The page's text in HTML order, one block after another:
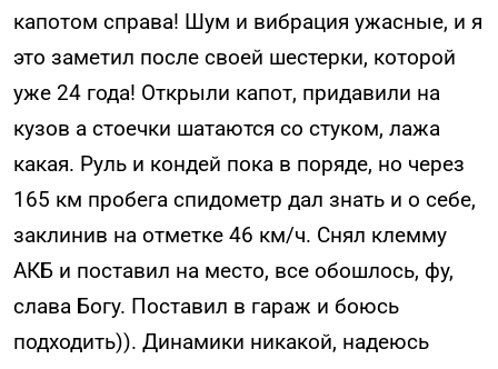
капотом справа! Шум и вибрация ужасные, и я
это заметил после своей шестерки, которой
уже 24 года! Открыли капот, придавили на
кузов а стоечки шатаются со стуком, лажа
какая. Руль и кондей пока в поряде, но через
165 км пробега спидометр дал знать и о себе,
заклинив на отметке 46 км/ч. Снял клемму
АКБ и поставил на место, все обошлось, фу,
слава Богу. Поставил в гараж и боюсь
подходить)). Динамики никакой, надеюсь